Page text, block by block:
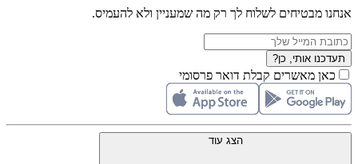
אנחנו מבטיחים לשלוח לך רק מה שמעניין ולא להעמיס.
תעדכנו אותי, כן?
כאן מאשרים קבלת דואר פרסומי
הצג עוד